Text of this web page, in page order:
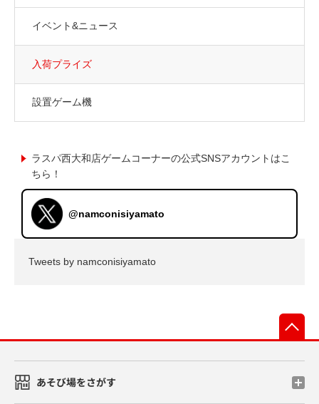
イベント&ニュース
入荷プライズ
設置ゲーム機
ラスパ西大和店ゲームコーナーの公式SNSアカウントはこ
ちら！
@namconisiyamato
Tweets by namconisiyamato
あそび場をさがす